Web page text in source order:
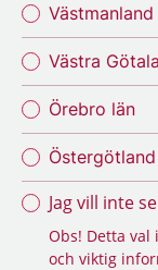
Västmanland
Västra
Örebro län
Östergötland
Jag vill inte
Obs! Detta
och viktig